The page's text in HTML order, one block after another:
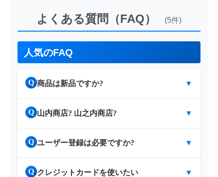
よくある質問（FAQ） (5件)
人気のFAQ
Q 商品は新品ですか? ▼
Q 山内商店? 山之内商店? ▼
Q ユーザー登録は必要ですか? ▼
Q クレジットカードを使いたい ▼